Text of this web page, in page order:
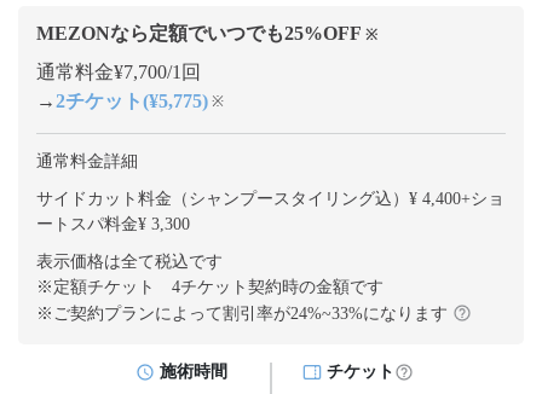
MEZONなら定額でいつでも25%OFF ※
通常料金¥7,700/1回
→2チケット(¥5,775) ※
通常料金詳細
サイドカット料金（シャンプースタイリング込）¥ 4,400+ショ
ートスパ料金¥ 3,300
表示価格は全て税込です
※定額チケット 4チケット契約時の金額です
※ご契約プランによって割引率が24%~33%になります
施術時間 チケット